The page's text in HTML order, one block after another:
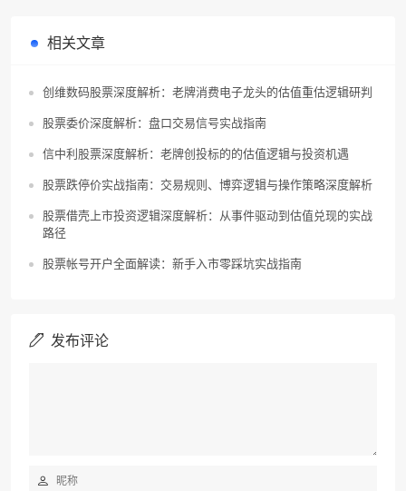
相关文章
创维数码股票深度解析：老牌消费电子龙头的估值重估逻辑研判
股票委价深度解析：盘口交易信号实战指南
信中利股票深度解析：老牌创投标的的估值逻辑与投资机遇
股票跌停价实战指南：交易规则、博弈逻辑与操作策略深度解析
股票借壳上市投资逻辑深度解析：从事件驱动到估值兑现的实战
路径
股票帐号开户全面解读：新手入市零踩坑实战指南
发布评论